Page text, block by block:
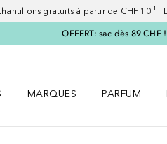
gratuits à partir de CHF 10 ¹
OFFERT: sac dès 89
MARQUES
PARFUM